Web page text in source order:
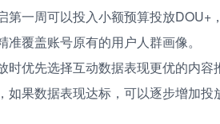
第一周可以投入小额预算投放DOU+
准覆盖账号原有的用户人群画像。
时优先选择互动数据表现更优的内
如果数据表现达标，可以逐步增加投